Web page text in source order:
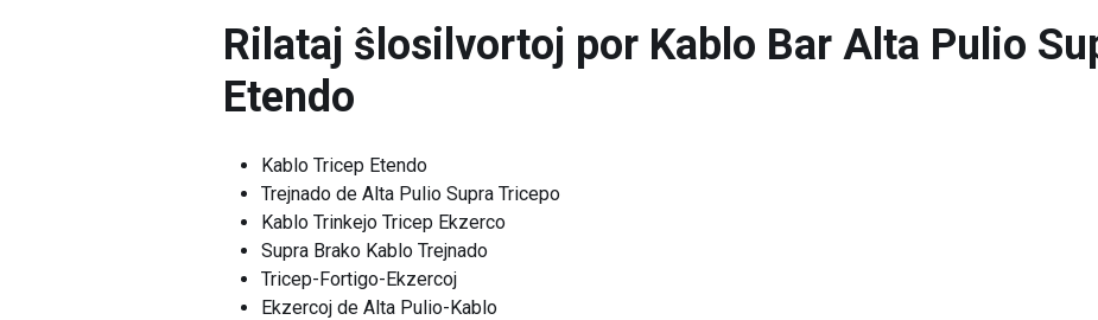
Rilataj ŝlosilvortoj por Kablo Bar Alta Pulio
Etendo
Kablo Tricep Etendo
Trejnado de Alta Pulio Supra Tricepo
Kablo Trinkejo Tricep Ekzerco
Supra Brako Kablo Trejnado
Tricep-Fortigo-Ekzercoj
Ekzercoj de Alta Pulio-Kablo